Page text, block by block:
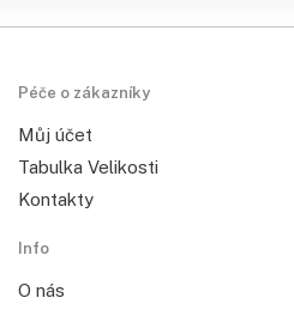
Péče o zákazníky
Můj účet
Tabulka Velikosti
Kontakty
Info
O nás